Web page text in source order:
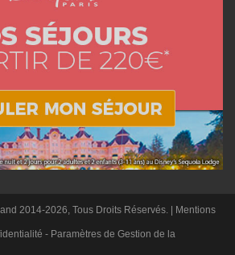
2014-2026, Tous Droits Réservés. | Mentions
- Paramètres de Gestion de la